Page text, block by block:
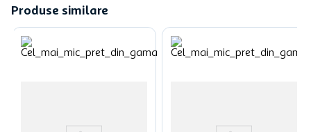
Produse similare